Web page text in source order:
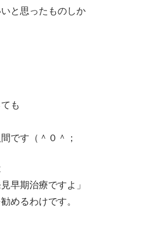
と思ったものしか
も
です（＾０＾；
早期治療ですよ」
めるわけです。